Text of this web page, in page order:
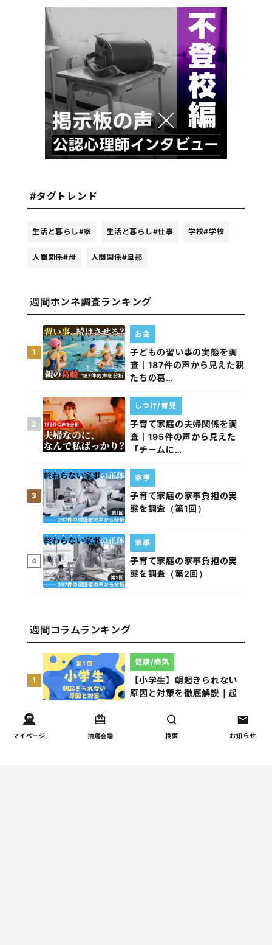
マイページ 抽選会場 検索 お知らせ
#タグトレンド
生活と暮らし#家 生活と暮らし#仕事 学校#学校
人間関係#母 人間関係#旦那
週間ホンネ調査ランキング
1
子どもの習い事の実態を調
査｜187件の声から見えた親
たちの葛…
お金
2
子育て家庭の夫婦関係を調
査｜195件の声から見えた
「チームに…
しつけ/育児
3
子育て家庭の家事負担の実
態を調査（第1回）
家事
4
子育て家庭の家事負担の実
態を調査（第2回）
家事
週間コラムランキング
1
【小学生】朝起きられない
原因と対策を徹底解説｜起
（第1回）
健康/病気